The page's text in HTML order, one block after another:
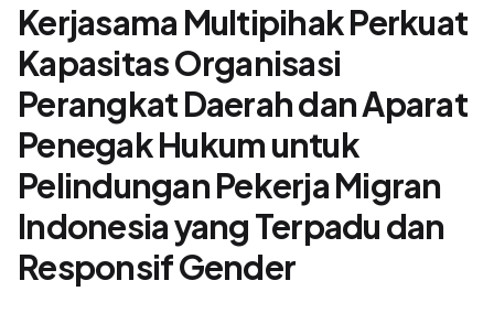
Kerjasama Multipihak Perkuat
Kapasitas Organisasi
Perangkat Daerah dan Aparat
Penegak Hukum untuk
Pelindungan Pekerja Migran
Indonesia yang Terpadu dan
Responsif Gender